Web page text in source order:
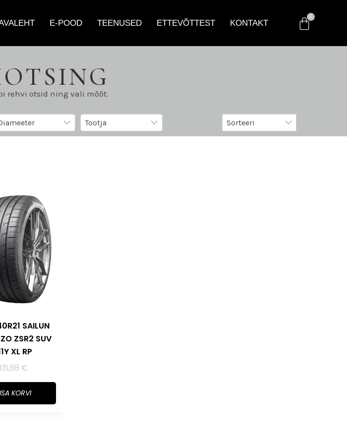
E-POOD TEENUSED ETTEVÕTTEST KONTAKT
rehvi otsid ning vali mõõt.
SAILUN
ZSR2 SUV
XL RP
131,88€
KORVI